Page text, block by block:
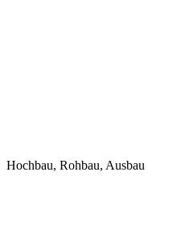
Hochbau, Rohbau, Ausbau